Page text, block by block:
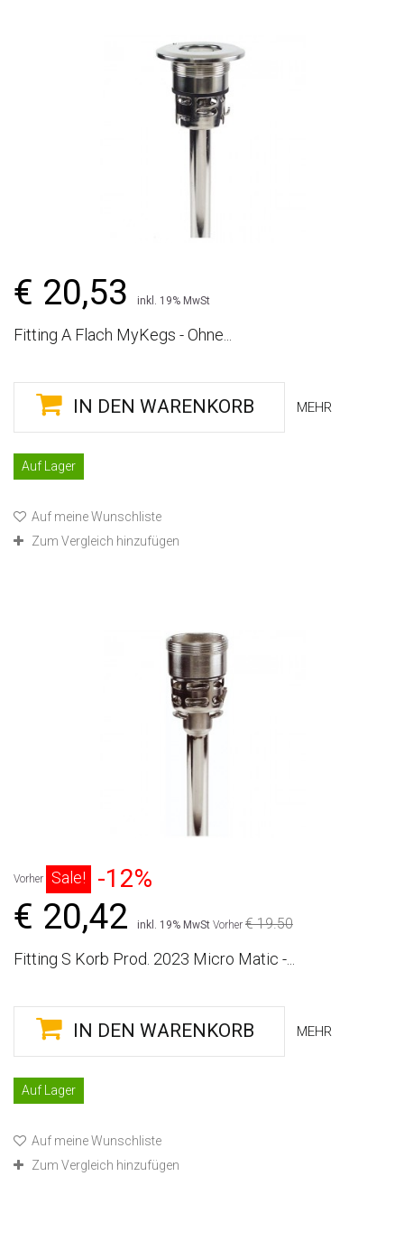
€ 20,53 inkl. 19% MwSt
Fitting A Flach MyKegs - Ohne...
IN DEN WARENKORB MEHR
Auf Lager
Auf meine Wunschliste
Zum Vergleich hinzufügen
Vorher Sale! -12%
€ 20,42 inkl. 19% MwSt Vorher € 19.50
Fitting S Korb Prod. 2023 Micro Matic -...
IN DEN WARENKORB MEHR
Auf Lager
Auf meine Wunschliste
Zum Vergleich hinzufügen